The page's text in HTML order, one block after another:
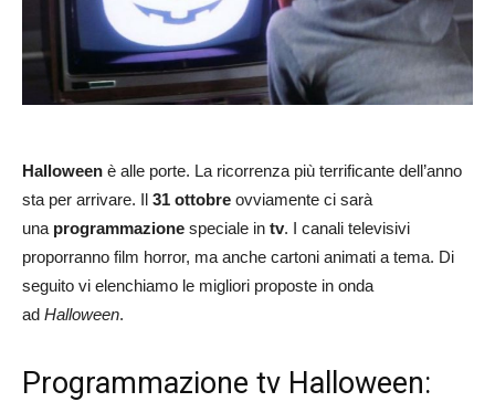
Halloween è alle porte. La ricorrenza più terrificante dell’anno
sta per arrivare. Il 31 ottobre ovviamente ci sarà
una programmazione speciale in tv. I canali televisivi
proporranno film horror, ma anche cartoni animati a tema. Di
seguito vi elenchiamo le migliori proposte in onda
ad Halloween.
Programmazione tv Halloween: